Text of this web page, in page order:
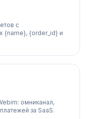
с
{name}, {order_id} и
омниканал,
за SaaS.